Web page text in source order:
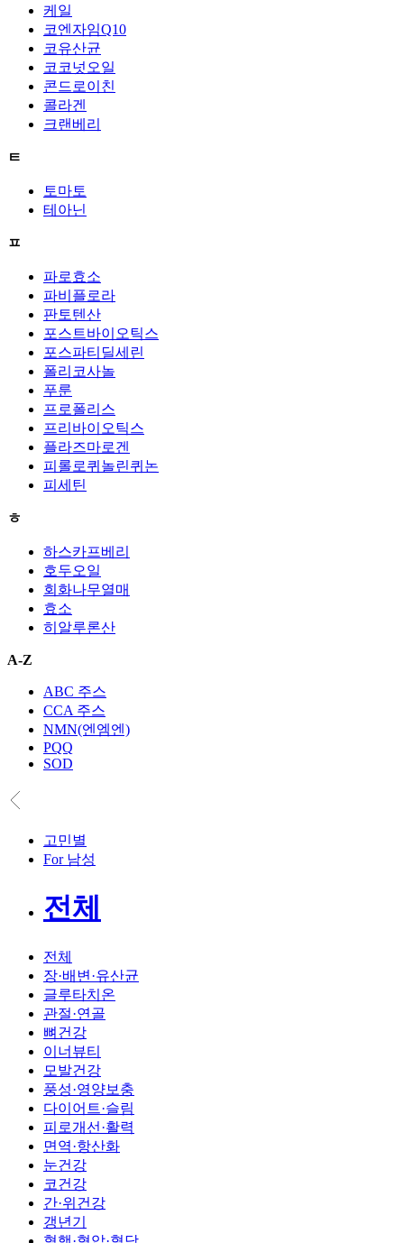
케일
코엔자임Q10
코유산균
코코넛오일
콘드로이친
콜라겐
크랜베리
ㅌ
토마토
테아닌
ㅍ
파로효소
파비플로라
판토텐산
포스트바이오틱스
포스파티딜세린
폴리코사놀
푸룬
프로폴리스
프리바이오틱스
플라즈마로겐
피롤로퀴놀린퀴논
피세틴
ㅎ
하스카프베리
호두오일
회화나무열매
효소
히알루론산
A-Z
ABC 주스
CCA 주스
NMN(엔엠엔)
PQQ
SOD
고민별
For 남성
전체
전체
장·배변·유산균
글루타치온
관절·연골
뼈건강
이너뷰티
모발건강
풍성·영양보충
다이어트·슬림
피로개선·활력
면역·항산화
눈건강
코건강
간·위건강
갱년기